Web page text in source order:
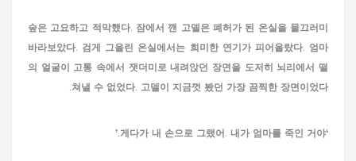
숲은 고요하고 적막했다. 잠에서 깬 고델은 폐허가 된 온실을 물끄러미
바라보았다. 검게 그을린 온실에서는 희미한 연기가 피어올랐다. 엄마
의 얼굴이 고통 속에서 잿더미로 내려앉던 장면을 도저히 뇌리에서 떨
쳐낼 수 없었다. 고델이 지금껏 봤던 가장 끔찍한 장면이었다.
‘게다가 내 손으로 그랬어. 내가 엄마를 죽인 거야.’